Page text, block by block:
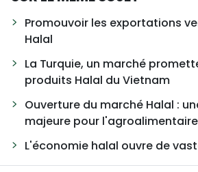
Promouvoir les exportations
Halal
La Turquie, un marché
produits Halal du Vietnam
Ouverture du marché Halal :
majeure pour
L'économie halal ouvre de